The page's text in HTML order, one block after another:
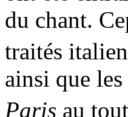
du chant.
traités
ainsi que les
Paris au